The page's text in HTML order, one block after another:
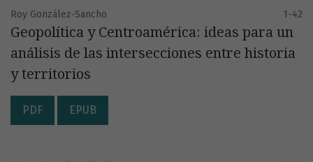
Roy González-Sancho 1-42
Geopolítica y Centroamérica: ideas para un
análisis de las intersecciones entre historia
y territorios
PDF EPUB